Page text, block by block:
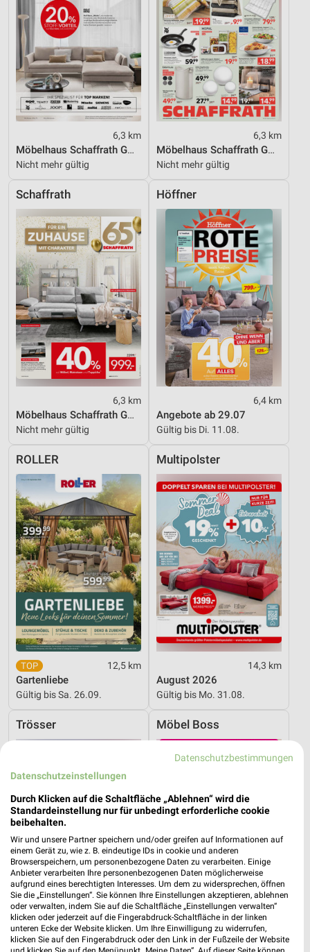
6,3 km
Möbelhaus Schaffrath GmbH & Co. KG
Nicht mehr gültig
6,3 km
Möbelhaus Schaffrath GmbH & Co. KG
Nicht mehr gültig
Schaffrath
6,3 km
Möbelhaus Schaffrath GmbH & Co. KG
Nicht mehr gültig
Höffner
6,4 km
Angebote ab 29.07
Gültig bis Di. 11.08.
ROLLER
12,5 km
Gartenliebe
Gültig bis Sa. 26.09.
Multipolster
14,3 km
August 2026
Gültig bis Mo. 31.08.
Trösser
15,7 km
Zeppenfeld Trösser Viersen
Möbel Boss
15,7 km
Angebote ab 03.08.
Datenschutzbestimmungen
Datenschutzeinstellungen
Durch Klicken auf die Schaltfläche „Ablehnen“ wird die
Standardeinstellung nur für unbedingt erforderliche cookie
beibehalten.
Wir und unsere Partner speichern und/oder greifen auf Informationen auf
einem Gerät zu, wie z. B. eindeutige IDs in cookie und anderen
Browserspeichern, um personenbezogene Daten zu verarbeiten. Einige
Anbieter verarbeiten Ihre personenbezogenen Daten möglicherweise
aufgrund eines berechtigten Interesses. Um dem zu widersprechen, öffnen
Sie die „Einstellungen“. Sie können Ihre Einstellungen akzeptieren, ablehnen
oder verwalten, indem Sie auf die Schaltfläche „Einstellungen verwalten“
klicken oder jederzeit auf die Fingerabdruck-Schaltfläche in der linken
unteren Ecke der Website klicken. Um Ihre Einwilligung zu widerrufen,
klicken Sie auf den Fingerabdruck oder den Link in der Fußzeile der Website